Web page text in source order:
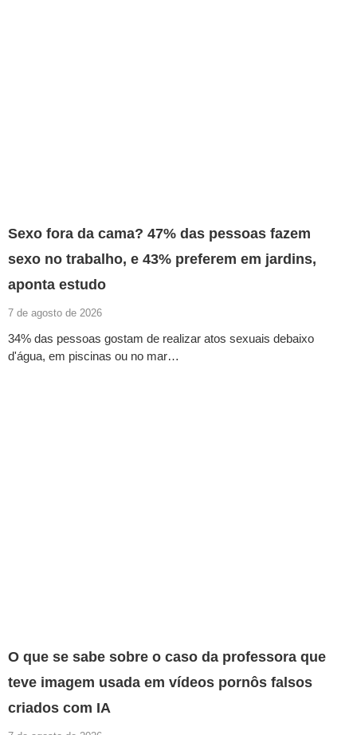
Sexo fora da cama? 47% das pessoas fazem
sexo no trabalho, e 43% preferem em jardins,
aponta estudo
7 de agosto de 2026
34% das pessoas gostam de realizar atos sexuais debaixo
d'água, em piscinas ou no mar…
O que se sabe sobre o caso da professora que
teve imagem usada em vídeos pornôs falsos
criados com IA